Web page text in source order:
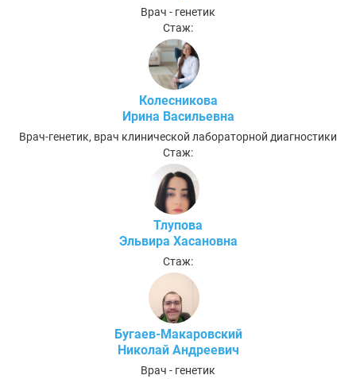
Врач - генетик
Стаж:
Колесникова
Ирина Васильевна
Врач-генетик, врач клинической лабораторной диагностики
Стаж:
Тлупова
Эльвира Хасановна
Стаж:
Бугаев-Макаровский
Николай Андреевич
Врач - генетик